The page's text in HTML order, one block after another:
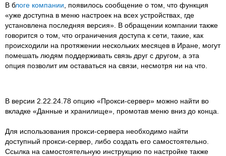
В блоге компании , появилось сообщение о том, что функция
«уже доступна в меню настроек на всех устройствах, где
установлена последняя версия». В обращении компании также
говорится о том, что ограничения доступа к сети, такие, как
происходили на протяжении нескольких месяцев в Иране, могут
помешать людям поддерживать связь друг с другом, а эта
опция позволит им оставаться на связи, несмотря ни на что.
В версии 2.22.24.78 опцию «Прокси-сервер» можно найти во
вкладке «Данные и хранилище», промотав меню вниз до конца.
Для использования прокси-сервера необходимо найти
доступный прокси-сервер, либо создать его самостоятельно.
Ссылка на самостоятельную инструкцию по настройке также